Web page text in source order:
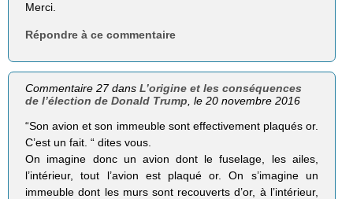
Merci.
Répondre à ce commentaire
Commentaire 27 dansL’origine et les conséquences
de l’élection de Donald Trump , le 20 novembre 2016
“Son avion et son immeuble sont effectivement plaqués or.
C’est un fait. “ dites vous.
On imagine donc un avion dont le fuselage, les ailes,
l’intérieur, tout l’avion est plaqué or. On s’imagine un
immeuble dont les murs sont recouverts d’or, à l’intérieur,